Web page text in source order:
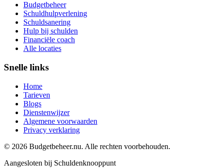
Budgetbeheer
Schuldhulpverlening
Schuldsanering
Hulp bij schulden
Financiële coach
Alle locaties
Snelle links
Home
Tarieven
Blogs
Dienstenwijzer
Algemene voorwaarden
Privacy verklaring
© 2026 Budgetbeheer.nu. Alle rechten voorbehouden.
Aangesloten bij Schuldenknooppunt